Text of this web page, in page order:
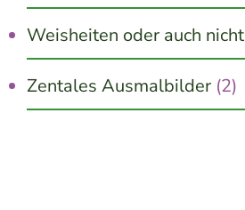
Weisheiten oder auch nicht
Zentales Ausmalbilder (2)